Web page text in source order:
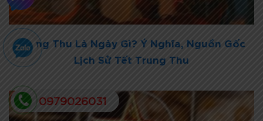
Trung Thu Là Ngày Gì? Ý Nghĩa, Nguồn Gốc
Lịch Sử Tết Trung Thu
0979026031